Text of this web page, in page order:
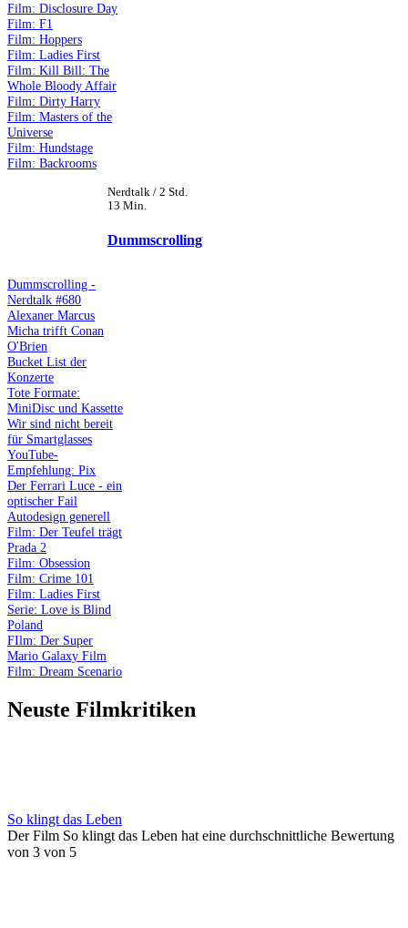
Film: Disclosure Day
Film: F1
Film: Hoppers
Film: Ladies First
Film: Kill Bill: The
Whole Bloody Affair
Film: Dirty Harry
Film: Masters of the
Universe
Film: Hundstage
Film: Backrooms
Nerdtalk / 2 Std.
13 Min.
Dummscrolling
Dummscrolling -
Nerdtalk #680
Alexaner Marcus
Micha trifft Conan
O'Brien
Bucket List der
Konzerte
Tote Formate:
MiniDisc und Kassette
Wir sind nicht bereit
für Smartglasses
YouTube-
Empfehlung: Pix
Der Ferrari Luce - ein
optischer Fail
Autodesign generell
Film: Der Teufel trägt
Prada 2
Film: Obsession
Film: Crime 101
Film: Ladies First
Serie: Love is Blind
Poland
FIlm: Der Super
Mario Galaxy Film
Film: Dream Scenario
Neuste Filmkritiken
So klingt das Leben
Der Film So klingt das Leben hat eine durchschnittliche Bewertung
von 3 von 5